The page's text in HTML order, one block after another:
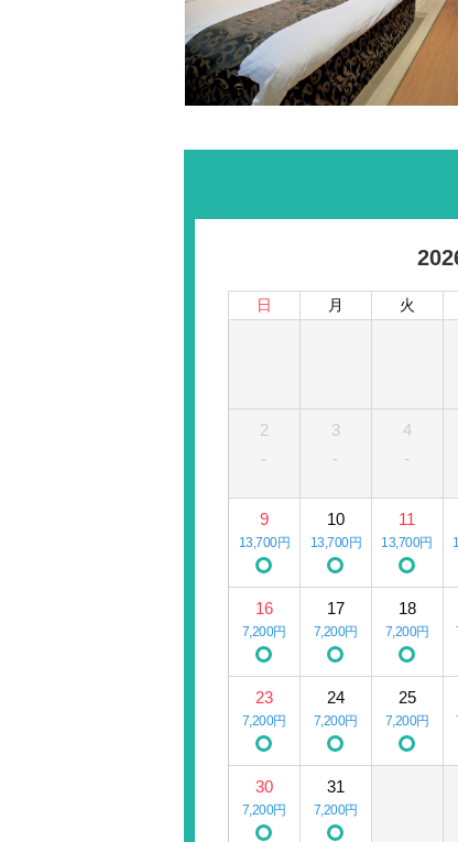
日 月 火
2
-
3
-
4
-
9
13,700円
10
13,700円
11
13,700円
16
7,200円
17
7,200円
18
7,200円
23
7,200円
24
7,200円
25
7,200円
30
7,200円
31
7,200円